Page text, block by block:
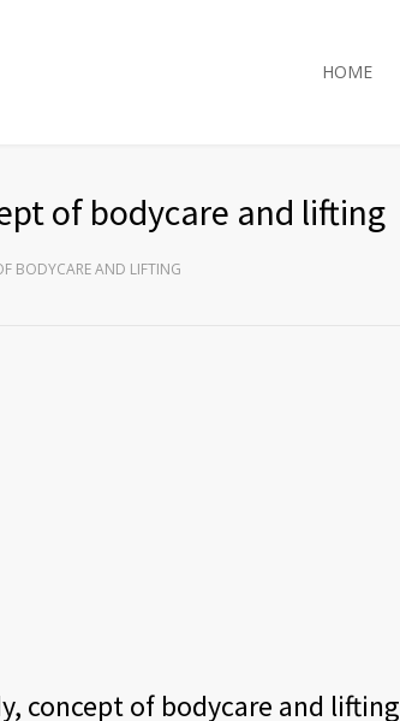
HOME
of bodycare and lifting
BODYCARE AND LIFTING
concept of bodycare and lifting